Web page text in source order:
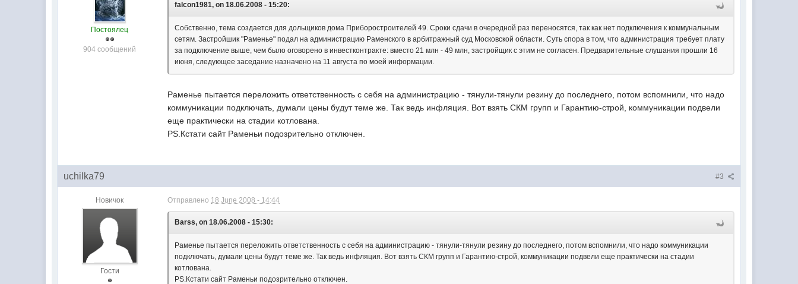
Постоялец
904 сообщений
falcon1981, on 18.06.2008 - 15:20:
Собственно, тема создается для дольщиков дома Приборостроителей 49. Сроки сдачи в очередной раз переносятся, так как нет подключения к коммунальным
сетям. Застройшик "Раменье" подал на администрацию Раменского в арбитражный суд Московской области. Суть спора в том, что администрация требует плату
за подключение выше, чем было оговорено в инвестконтракте: вместо 21 млн - 49 млн, застройщик с этим не согласен. Предварительные слушания прошли 16
июня, следующее заседание назначено на 11 августа по моей информации.
Раменье пытается переложить ответственность с себя на администрацию - тянули-тянули резину до последнего, потом вспомнили, что надо
коммуникации подключать, думали цены будут теме же. Так ведь инфляция. Вот взять СКМ групп и Гарантию-строй, коммуникации подвели
еще практически на стадии котлована.
PS.Кстати сайт Раменьи подозрительно отключен.
#3
uchilka79
Новичок
Гости
Отправлено 18 June 2008 - 14:44
Barss, on 18.06.2008 - 15:30:
Раменье пытается переложить ответственность с себя на администрацию - тянули-тянули резину до последнего, потом вспомнили, что надо коммуникации
подключать, думали цены будут теме же. Так ведь инфляция. Вот взять СКМ групп и Гарантию-строй, коммуникации подвели еще практически на стадии
котлована.
PS.Кстати сайт Раменьи подозрительно отключен.